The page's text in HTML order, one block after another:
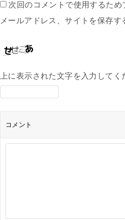
次回のコメントで使用するため
メールアドレス、サイトを保存す
上に表示された文字を入力してく
コメント